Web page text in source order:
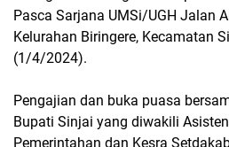
Pasca Sarjana UMSi/UGH Jalan
Kelurahan Biringere, Kecamatan
(1/4/2024).
Pengajian dan buka puasa
Bupati Sinjai yang diwakili
Pemerintahan dan Kesra